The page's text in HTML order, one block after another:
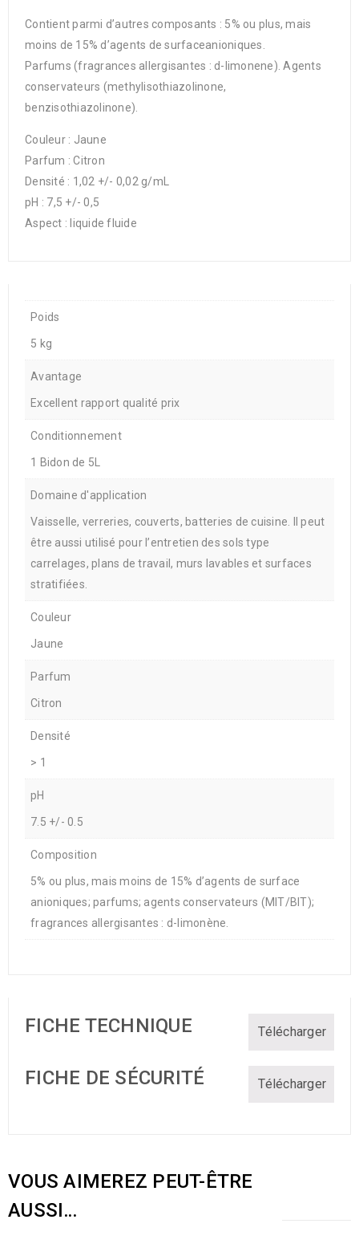
Contient parmi d’autres composants : 5% ou plus, mais
moins de 15% d’agents de surfaceanioniques.
Parfums (fragrances allergisantes : d-limonene). Agents
conservateurs (methylisothiazolinone,
benzisothiazolinone).
Couleur : Jaune
Parfum : Citron
Densité : 1,02 +/- 0,02 g/mL
pH : 7,5 +/- 0,5
Aspect : liquide fluide
Poids
5 kg
Avantage
Excellent rapport qualité prix
Conditionnement
1 Bidon de 5L
Domaine d'application
Vaisselle, verreries, couverts, batteries de cuisine. Il peut
être aussi utilisé pour l’entretien des sols type
carrelages, plans de travail, murs lavables et surfaces
stratifiées.
Couleur
Jaune
Parfum
Citron
Densité
> 1
pH
7.5 +/- 0.5
Composition
5% ou plus, mais moins de 15% d’agents de surface
anioniques; parfums; agents conservateurs (MIT/BIT);
fragrances allergisantes : d-limonène.
FICHE TECHNIQUE Télécharger
FICHE DE SÉCURITÉ Télécharger
VOUS AIMEREZ PEUT-ÊTRE
AUSSI…